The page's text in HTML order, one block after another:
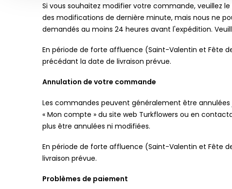
Si vous souhaitez modifier votre commande, veuillez
des modifications de dernière minute, mais nous ne
demandés au moins 24 heures avant l'expédition.
En période de forte affluence (Saint-Valentin et Fête
précédant la date de livraison prévue.
Annulation de votre commande
Les commandes peuvent généralement être
« Mon compte » du site web Turkflowers ou en
plus être annulées ni modifiées.
En période de forte affluence (Saint-Valentin et Fête
livraison prévue.
Problèmes de paiement